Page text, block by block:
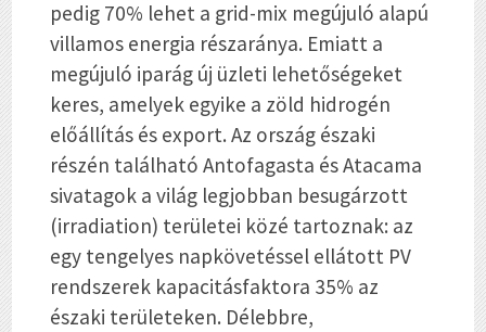
pedig 70% lehet a grid-mix megújuló alapú
villamos energia részaránya. Emiatt a
megújuló iparág új üzleti lehetőségeket
keres, amelyek egyike a zöld hidrogén
előállítás és export. Az ország északi
részén található Antofagasta és Atacama
sivatagok a világ legjobban besugárzott
(irradiation) területei közé tartoznak: az
egy tengelyes napkövetéssel ellátott PV
rendszerek kapacitásfaktora 35% az
északi területeken. Délebbre,